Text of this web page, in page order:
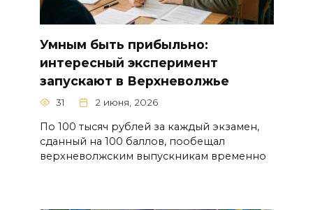
Умным быть прибыльно:
интересный эксперимент
запускают в Верхневолжье
31 2 июня, 2026
По 100 тысяч рублей за каждый экзамен,
сданный на 100 баллов, пообещал
верхневолжским выпускникам временно